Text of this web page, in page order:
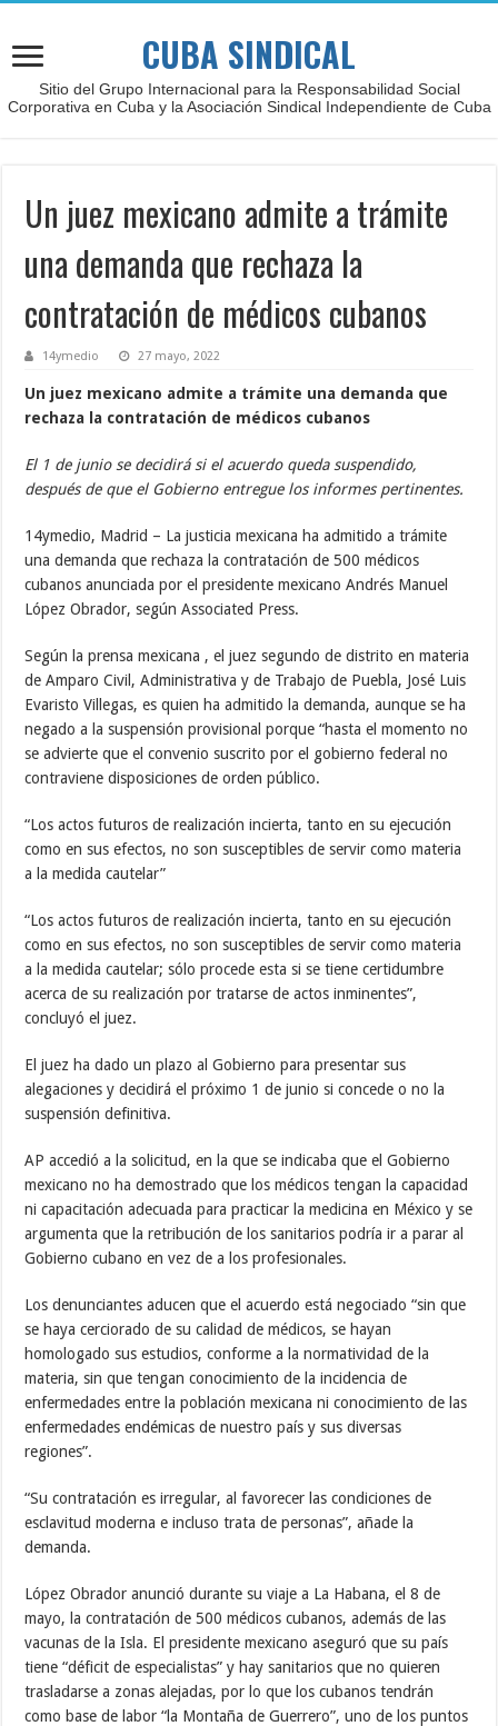
CUBA SINDICAL
Sitio del Grupo Internacional para la Responsabilidad Social
Corporativa en Cuba y la Asociación Sindical Independiente de Cuba
Un juez mexicano admite a trámite
una demanda que rechaza la
contratación de médicos cubanos
14ymedio 27 mayo, 2022
Un juez mexicano admite a trámite una demanda que
rechaza la contratación de médicos cubanos
El 1 de junio se decidirá si el acuerdo queda suspendido,
después de que el Gobierno entregue los informes pertinentes.
14ymedio, Madrid – La justicia mexicana ha admitido a trámite
una demanda que rechaza la contratación de 500 médicos
cubanos anunciada por el presidente mexicano Andrés Manuel
López Obrador, según Associated Press.
Según la prensa mexicana , el juez segundo de distrito en materia
de Amparo Civil, Administrativa y de Trabajo de Puebla, José Luis
Evaristo Villegas, es quien ha admitido la demanda, aunque se ha
negado a la suspensión provisional porque “hasta el momento no
se advierte que el convenio suscrito por el gobierno federal no
contraviene disposiciones de orden público.
“Los actos futuros de realización incierta, tanto en su ejecución
como en sus efectos, no son susceptibles de servir como materia
a la medida cautelar”
“Los actos futuros de realización incierta, tanto en su ejecución
como en sus efectos, no son susceptibles de servir como materia
a la medida cautelar; sólo procede esta si se tiene certidumbre
acerca de su realización por tratarse de actos inminentes”,
concluyó el juez.
El juez ha dado un plazo al Gobierno para presentar sus
alegaciones y decidirá el próximo 1 de junio si concede o no la
suspensión definitiva.
AP accedió a la solicitud, en la que se indicaba que el Gobierno
mexicano no ha demostrado que los médicos tengan la capacidad
ni capacitación adecuada para practicar la medicina en México y se
argumenta que la retribución de los sanitarios podría ir a parar al
Gobierno cubano en vez de a los profesionales.
Los denunciantes aducen que el acuerdo está negociado “sin que
se haya cerciorado de su calidad de médicos, se hayan
homologado sus estudios, conforme a la normatividad de la
materia, sin que tengan conocimiento de la incidencia de
enfermedades entre la población mexicana ni conocimiento de las
enfermedades endémicas de nuestro país y sus diversas
regiones”.
“Su contratación es irregular, al favorecer las condiciones de
esclavitud moderna e incluso trata de personas”, añade la
demanda.
López Obrador anunció durante su viaje a La Habana, el 8 de
mayo, la contratación de 500 médicos cubanos, además de las
vacunas de la Isla. El presidente mexicano aseguró que su país
tiene “déficit de especialistas” y hay sanitarios que no quieren
trasladarse a zonas alejadas, por lo que los cubanos tendrán
como base de labor “la Montaña de Guerrero”, uno de los puntos